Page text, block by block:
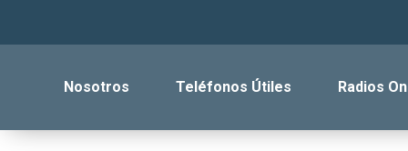
Nosotros Teléfonos Útiles Radios